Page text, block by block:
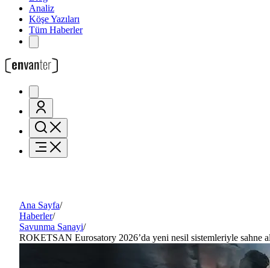
Analiz
Köşe Yazıları
Tüm Haberler
Ana Sayfa/
Haberler/
Savunma Sanayi/
ROKETSAN Eurosatory 2026’da yeni nesil sistemleriyle sahne